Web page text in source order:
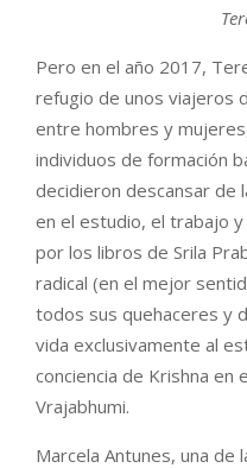
Pero en el año 2017,
refugio de unos viajeros
entre hombres y
individuos de formación
decidieron descansar de
en el estudio, el trabajo
por los libros de Srila
radical (en el mejor
todos sus quehaceres y
vida exclusivamente al
conciencia de Krishna en
Vrajabhumi.
Marcela Antunes, una